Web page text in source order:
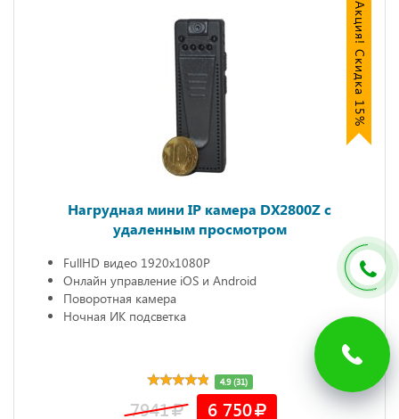
Акция! Скидка 15%
Нагрудная мини IP камера DX2800Z c
удаленным просмотром
FullHD видео 1920х1080P
Онлайн управление iOS и Android
Поворотная камера
Ночная ИК подсветка
4.9 (31)
7941 6 750